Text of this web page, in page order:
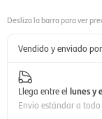
Vendido y enviado por
Llega entre el lunes y
Envío estándar a